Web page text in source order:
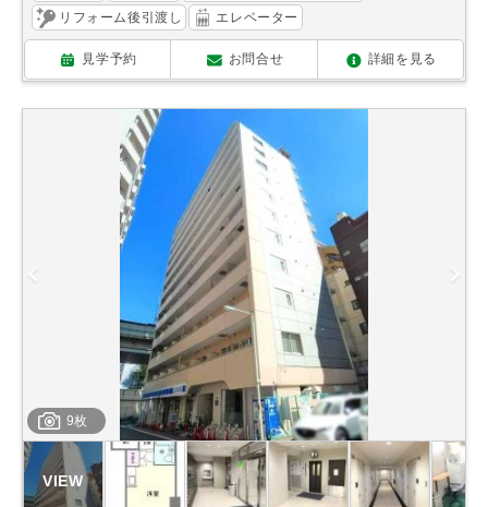
リフォーム後引渡し
エレベーター
見学予約 お問合せ 詳細を見る
9枚